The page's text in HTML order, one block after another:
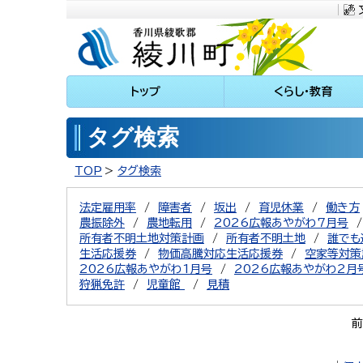
川町
トップ くらし・教育
タグ検索
TOP タグ検索
法定雇用率 障害者 坂出 育児休業
働き方
農振除外
農地転用
2026広報あやがわ7月号
所有者不明土地対策計画
所有者不明土地
誰でも
生活応援券
物価高騰対応生活応援券
空家等対
2026広報あやがわ1月号
2026広報あやがわ2月
狩猟免許
児童館 見積